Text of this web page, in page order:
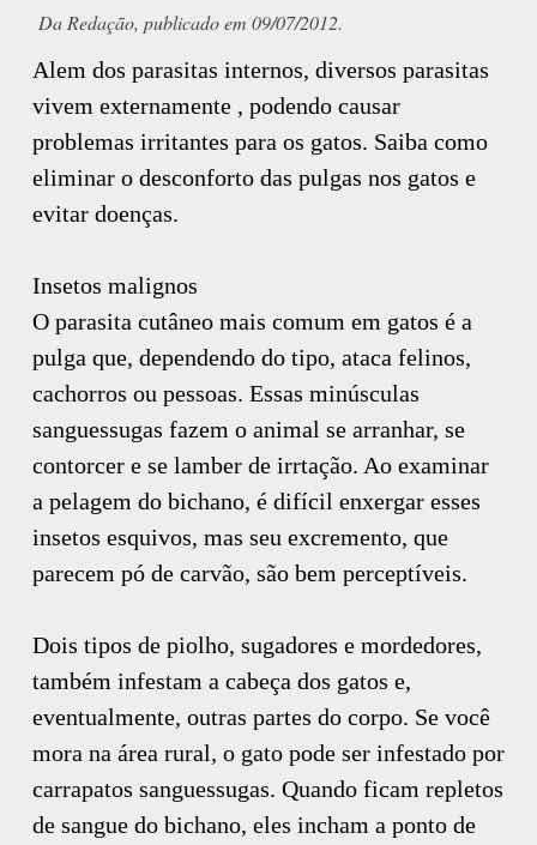
Da Redação, publicado em 09/07/2012.
Alem dos parasitas internos, diversos parasitas
vivem externamente , podendo causar
problemas irritantes para os gatos. Saiba como
eliminar o desconforto das pulgas nos gatos e
evitar doenças.
Insetos malignos
O parasita cutâneo mais comum em gatos é a
pulga que, dependendo do tipo, ataca felinos,
cachorros ou pessoas. Essas minúsculas
sanguessugas fazem o animal se arranhar, se
contorcer e se lamber de irrtação. Ao examinar
a pelagem do bichano, é difícil enxergar esses
insetos esquivos, mas seu excremento, que
parecem pó de carvão, são bem perceptíveis.
Dois tipos de piolho, sugadores e mordedores,
também infestam a cabeça dos gatos e,
eventualmente, outras partes do corpo. Se você
mora na área rural, o gato pode ser infestado por
carrapatos sanguessugas. Quando ficam repletos
de sangue do bichano, eles incham a ponto de